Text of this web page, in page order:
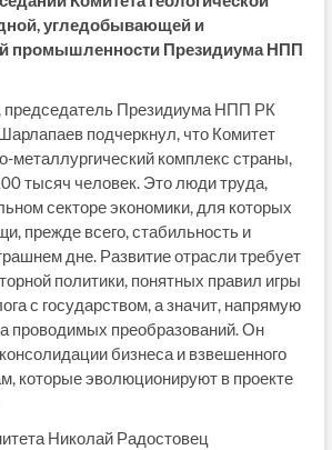
угледобывающей и
промышленности Президиума НПП
председатель Президиума НПП РК
подчеркнул, что Комитет
металлургический комплекс страны,
тысяч человек. Это люди труда,
секторе экономики, для которых
прежде всего, стабильность и
дне. Развитие отрасли требует
политики, понятных правил игры
с государством, а значит, напрямую
проводимых преобразований. Он
бизнеса и взвешенного
которые эволюционируют в проекте
Николай Радостовец